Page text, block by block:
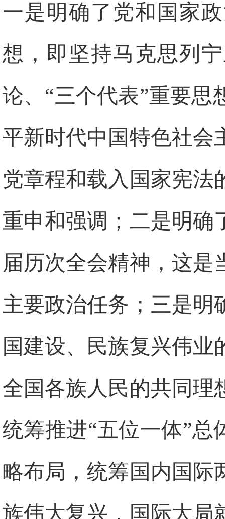
一是明确了党和国家
想，即坚持马克思列
论、“三个代表”重要思
平新时代中国特色社会
党章程和载入国家宪法
重申和强调；二是明确
届历次全会精神，这是
主要政治任务；三是明
国建设、民族复兴伟业
全国各族人民的共同理
统筹推进“五位一体”总
略布局，统筹国内国际
族伟大复兴，国际大局